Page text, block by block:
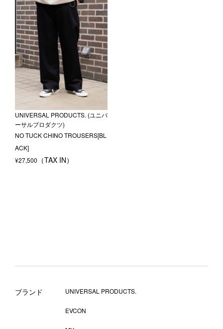
UNIVERSAL PRODUCTS. (ユニバ
ーサルプロダクツ)
NO TUCK CHINO TROUSERS[BL
ACK]
¥27,500
ブランド UNIVERSAL PRODUCTS.
EVCON